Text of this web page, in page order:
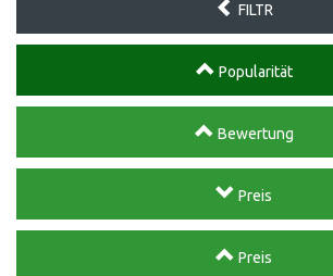
FILTR
Popularität
Bewertung
Preis
Preis